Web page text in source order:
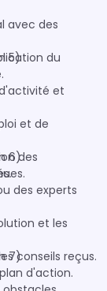
avec des
du
5)
et
et de
des
6)
des experts
et les
conseils reçus.
7)
d'action.